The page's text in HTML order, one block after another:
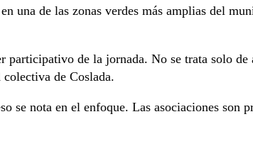
una de las zonas verdes más amplias del
participativo de la jornada. No se trata solo
de Coslada.
nota en el enfoque. Las asociaciones son